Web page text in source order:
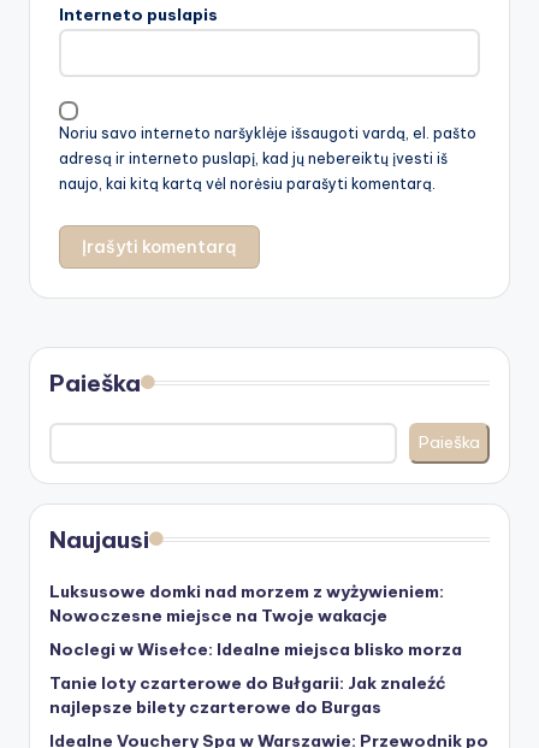
Interneto puslapis
Noriu savo interneto naršyklėje išsaugoti vardą, el. pašto
adresą ir interneto puslapį, kad jų nebereiktų įvesti iš
naujo, kai kitą kartą vėl norėsiu parašyti komentarą.
Paieška
Paieška
Naujausi
Luksusowe domki nad morzem z wyżywieniem:
Nowoczesne miejsce na Twoje wakacje
Noclegi w Wisełce: Idealne miejsca blisko morza
Tanie loty czarterowe do Bułgarii: Jak znaleźć
najlepsze bilety czarterowe do Burgas
Idealne Vouchery Spa w Warszawie: Przewodnik po